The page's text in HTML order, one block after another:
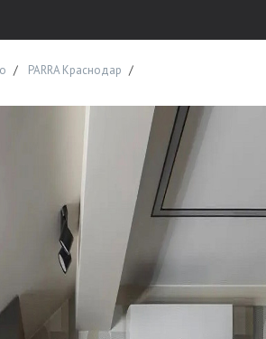
PARRA Краснодар